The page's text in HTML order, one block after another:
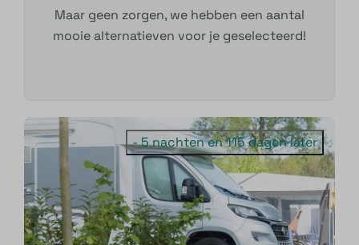
Maar geen zorgen, we hebben een aantal
mooie alternatieven voor je geselecteerd!
- 5 nachten en 115 dagen later